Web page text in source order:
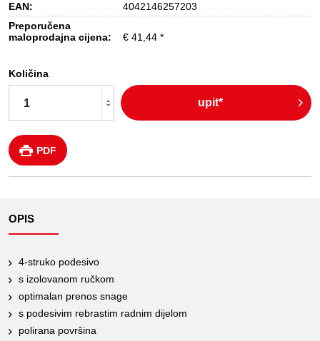
EAN:
4042146257203
Preporučena
maloprodajna cijena:
€ 41,44 *
Količina
upit*
PDF
OPIS
4-struko podesivo
s izolovanom ručkom
optimalan prenos snage
s podesivim rebrastim radnim dijelom
polirana površina